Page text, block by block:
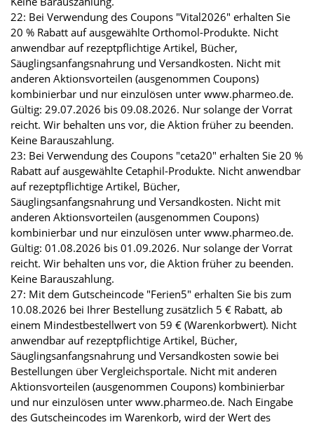
22: Bei Verwendung des Coupons "Vital2026" erhalten Sie
20 % Rabatt auf ausgewählte Orthomol-Produkte. Nicht
anwendbar auf rezeptpflichtige Artikel, Bücher,
Säuglingsanfangsnahrung und Versandkosten. Nicht mit
anderen Aktionsvorteilen (ausgenommen Coupons)
kombinierbar und nur einzulösen unter www.pharmeo.de.
Gültig: 29.07.2026 bis 09.08.2026. Nur solange der Vorrat
reicht. Wir behalten uns vor, die Aktion früher zu beenden.
Keine Barauszahlung.
23: Bei Verwendung des Coupons "ceta20" erhalten Sie 20 %
Rabatt auf ausgewählte Cetaphil-Produkte. Nicht anwendbar
auf rezeptpflichtige Artikel, Bücher,
Säuglingsanfangsnahrung und Versandkosten. Nicht mit
anderen Aktionsvorteilen (ausgenommen Coupons)
kombinierbar und nur einzulösen unter www.pharmeo.de.
Gültig: 01.08.2026 bis 01.09.2026. Nur solange der Vorrat
reicht. Wir behalten uns vor, die Aktion früher zu beenden.
Keine Barauszahlung.
27: Mit dem Gutscheincode "Ferien5" erhalten Sie bis zum
10.08.2026 bei Ihrer Bestellung zusätzlich 5 € Rabatt, ab
einem Mindestbestellwert von 59 € (Warenkorbwert). Nicht
anwendbar auf rezeptpflichtige Artikel, Bücher,
Säuglingsanfangsnahrung und Versandkosten sowie bei
Bestellungen über Vergleichsportale. Nicht mit anderen
Aktionsvorteilen (ausgenommen Coupons) kombinierbar
und nur einzulösen unter www.pharmeo.de. Nach Eingabe
des Gutscheincodes im Warenkorb, wird der Wert des